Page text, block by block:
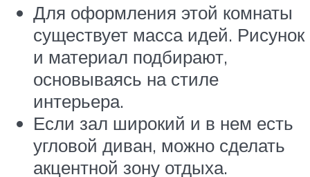
Для оформления этой комнаты
существует масса идей. Рисунок
и материал подбирают,
основываясь на стиле
интерьера.
Если зал широкий и в нем есть
угловой диван, можно сделать
акцентной зону отдыха.